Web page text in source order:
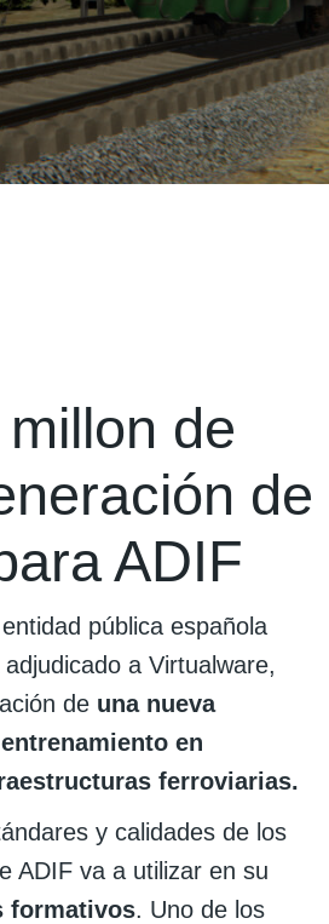
de
de
ADIF
pública española
a Virtualware,
de una nueva
en
ferroviarias.
y calidades de los
ADIF va a utilizar en su
formativos. Uno de los